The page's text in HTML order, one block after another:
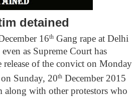
detained
16th Gang rape at Delhi
as Supreme Court has
release of the convict on Monday
Sunday, 20th December 2015
along with other protestors who